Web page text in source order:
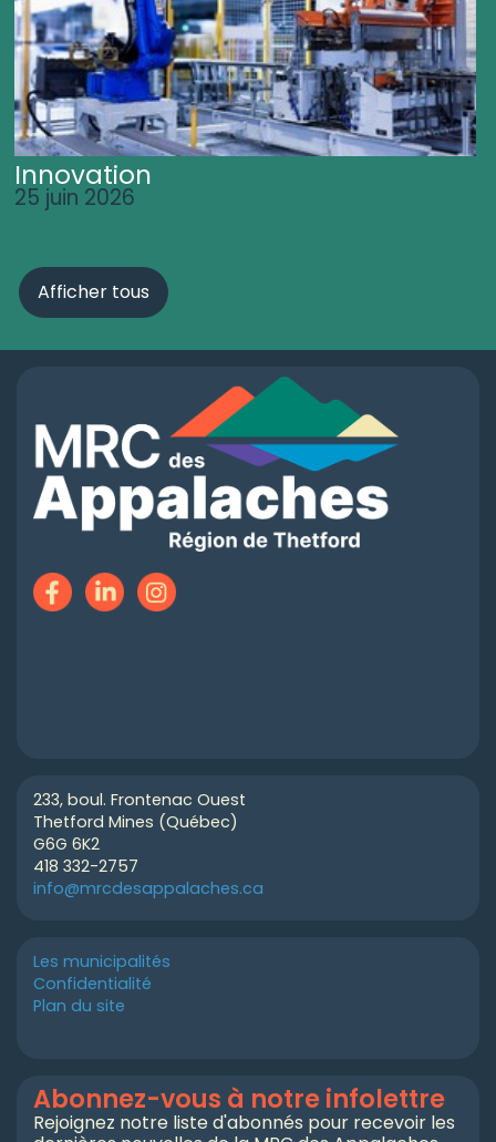
Innovation
25 juin 2026
Afficher tous
233, boul. Frontenac Ouest
Thetford Mines (Québec)
G6G 6K2
418 332-2757
info@mrcdesappalaches.ca
Les municipalités
Confidentialité
Plan du site
Abonnez-vous à notre infolettre
Rejoignez notre liste d'abonnés pour recevoir les